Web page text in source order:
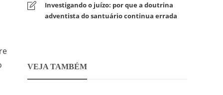
Investigando o juízo: por que a doutrina
adventista do santuário continua errada
VEJA TAMBÉM